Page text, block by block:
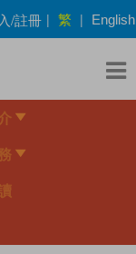
/註冊 | 繁 | English